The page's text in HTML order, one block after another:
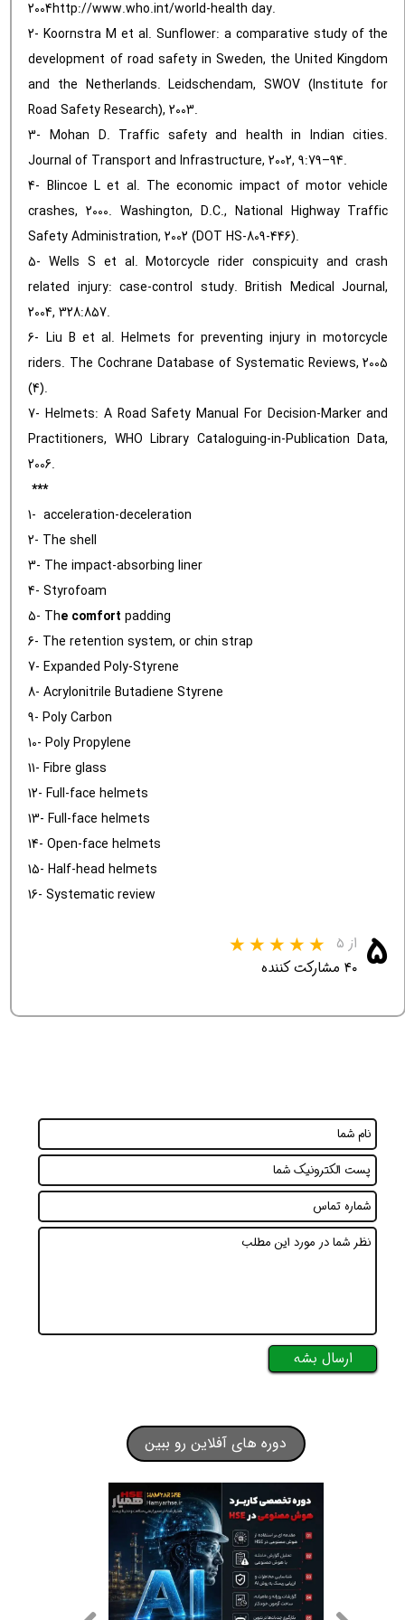
2004http://www.who.int/world-health day.
2- Koornstra M et al. Sunflower: a comparative study of the
development of road safety in Sweden, the United Kingdom
and the Netherlands. Leidschendam, SWOV (Institute for
Road Safety Research), 2003.
3- Mohan D. Traffic safety and health in Indian cities.
Journal of Transport and Infrastructure, 2002, 9:79–94.
4- Blincoe L et al. The economic impact of motor vehicle
crashes, 2000. Washington, D.C., National Highway Traffic
Safety Administration, 2002 (DOT HS-809-446).
5- Wells S et al. Motorcycle rider conspicuity and crash
related injury: case-control study. British Medical Journal,
2004, 328:857.
6- Liu B et al. Helmets for preventing injury in motorcycle
riders. The Cochrane Database of Systematic Reviews, 2005
(4).
7- Helmets: A Road Safety Manual For Decision-Marker and
Practitioners, WHO Library Cataloguing-in-Publication Data,
2006.
***
1- acceleration-deceleration
2- The shell
3- The impact-absorbing liner
4- Styrofoam
5- The comfort padding
6- The retention system, or chin strap
7- Expanded Poly-Styrene
8- Acrylonitrile Butadiene Styrene
9- Poly Carbon
10- Poly Propylene
11- Fibre glass
12- Full-face helmets
13- Full-face helmets
14- Open-face helmets
15- Half-head helmets
16- Systematic review
۵ از ۵
۴۰ مشارکت کننده
ارسال بشه
دوره های آفلاین رو ببین